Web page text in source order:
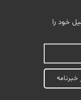
خود را